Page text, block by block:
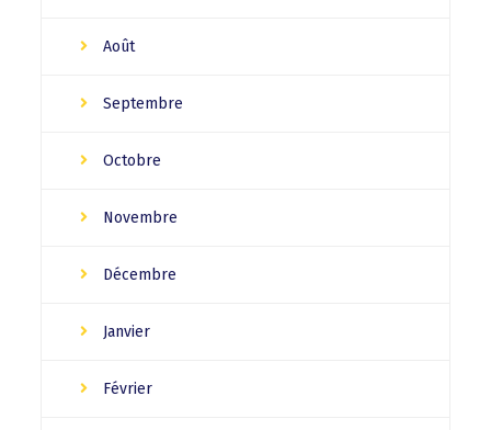
Août
Septembre
Octobre
Novembre
Décembre
Janvier
Février